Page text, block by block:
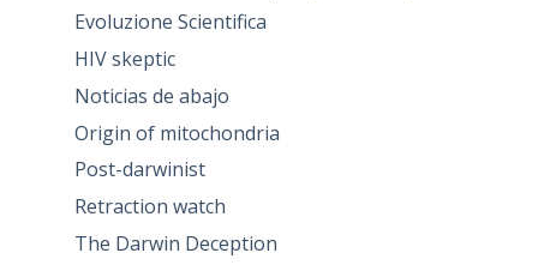
Evoluzione Scientifica
HIV skeptic
Noticias de abajo
Origin of mitochondria
Post-darwinist
Retraction watch
The Darwin Deception